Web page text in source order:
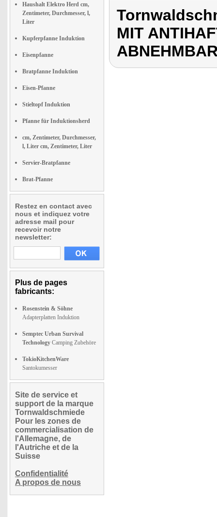
Haushalt Elektro Herd cm,
Zentimeter, Durchmesser, l,
Liter
Kupferpfanne Induktion
Eisenpfanne
Bratpfanne Induktion
Eisen-Pfanne
Stieltopf Induktion
Pfanne für Induktionsherd
cm, Zentimeter, Durchmesser,
l, Liter cm, Zentimeter, Liter
Servier-Bratpfanne
Brat-Pfanne
Restez en contact avec
nous et indiquez votre
adresse mail pour
recevoir notre
newsletter:
Plus de pages
fabricants:
Rosenstein & Söhne
Adapterplatten Induktion
Semptec Urban Survival
Technology Camping Zubehöre
TokioKitchenWare
Santokumesser
Site de service et
support de la marque
Tornwaldschmiede
Pour les zones de
commercialisation de
l'Allemagne, de
l'Autriche et de la
Suisse
Confidentialité
A propos de nous
MIT